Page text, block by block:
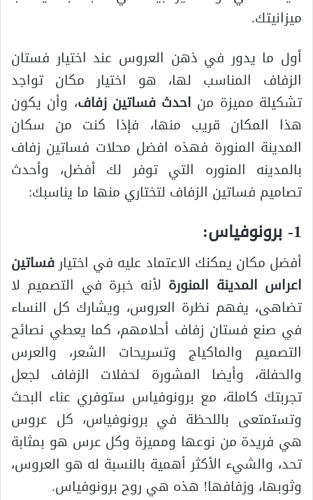
ميزانيتك.
أول ما يدور في ذهن العروس عند اختيار فستان
الزفاف المناسب لها، هو اختيار مكان تواجد
تشكيلة مميزة من احدث فساتين زفاف، وأن يكون
هذا المكان قريب منها، فإذا كنت من سكان
المدينة المنورة فهذه افضل محلات فساتين زفاف
بالمدينه المنوره التي توفر لك أفضل، وأحدث
تصاميم فساتين الزفاف لتختاري منها ما يناسبك:
1- برونوفياس:
أفضل مكان يمكنك الاعتماد عليه في اختيار فساتين
اعراس المدينة المنورة لأنه خبرة في التصميم لا
تضاهى، يفهم نظرة العروس، ويشارك كل النساء
في صنع فستان زفاف أحلامهم، كما يعطي نصائح
التصميم والماكياج وتسريحات الشعر، والعرس
والحفلة، وأيضا المشورة لحفلات الزفاف لجعل
تجربتك كاملة، مع برونوفياس ستوفري عناء البحث
وتستمتعى باللحظة في برونوفياس، كل عروس
هي فريدة من نوعها ومميزة وكل عرس هو بمثابة
تحد، والشيء الأكثر أهمية بالنسبة له هو العروس،
وثوبها، وزفافها! هذه هي روح برونوفياس.